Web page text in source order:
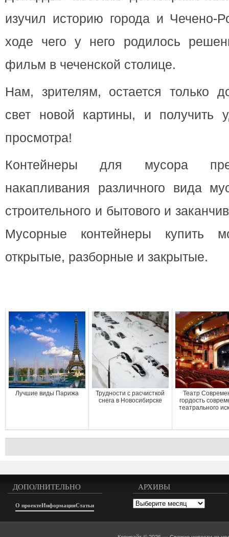
изучил историю города и Чечено-
ходе чего у него родилось
фильм в чеченской столице.
Нам, зрителям, остается только
свет новой картины, и получить
просмотра!
Контейнеры для мусора
накапливания различного вида
строительного и бытового и
Мусорные контейнеры купить
открытые, разборные и закрытые.
Лучшие виды Парижа
Трудности с расчисткой
снега в Новосибирске
Театр
гордость
театрального
ДОПОЛНИТЕЛЬНО
О проектеИнформацияСтатьи
АРХИВЫ
Архивы